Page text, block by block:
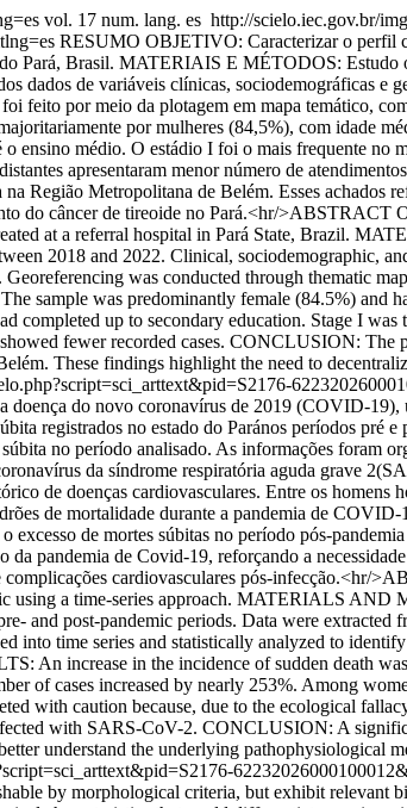
vol. 17 num. lang. es http://scielo.iec.gov.br/
RESUMO OBJETIVO: Caracterizar o perfil
Pará, Brasil. MATERIAIS E MÉTODOS:
dados de variáveis clínicas, sociodemográficas
feito por meio da plotagem em mapa temático,
por mulheres (84,5%), com idade
ensino médio. O estádio I foi o mais frequente no
apresentaram menor número de
Região Metropolitana de Belém. Esses achados
do câncer de tireoide no Pará.<hr/
at a referral hospital in Pará State, Brazil.
2018 and 2022. Clinical, sociodemographic,
was conducted through thematic
sample was predominantly female (84.5%) and
up to secondary education. Stage I
fewer recorded cases. CONCLUSION:
These findings highlight the need to
doença do novo coronavírus de 2019 (COVID-
registrados no estado do Parános períodos pré
no período analisado. As informações foram
da síndrome respiratória aguda grave
de doenças cardiovasculares. Entre os homens
de mortalidade durante a pandemia de
excesso de mortes súbitas no período pós-
pandemia de Covid-19, reforçando a
complicações cardiovasculares pós-infecção.<hr/
using a time-series approach. MATERIALS
and post-pandemic periods. Data were
into time series and statistically analyzed to
An increase in the incidence of sudden death
of cases increased by nearly 253%. Among
with caution because, due to the ecological
with SARS-CoV-2. CONCLUSION: A
understand the underlying pathophysiological
by morphological criteria, but exhibit relevant